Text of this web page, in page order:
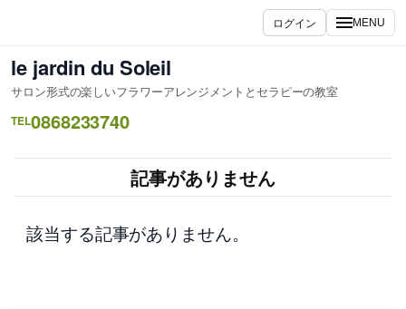
を
ス
キ
ッ
ログイン MENU
le jardin du Soleil
サロン形式の楽しいフラワーアレンジメントとセラピーの教室
TEL0868233740
記事がありません
該当する記事がありません。